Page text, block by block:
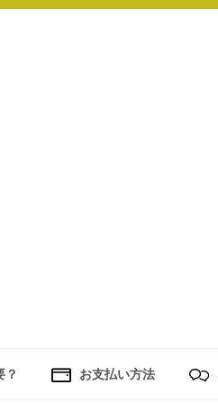
？ お支払い方法